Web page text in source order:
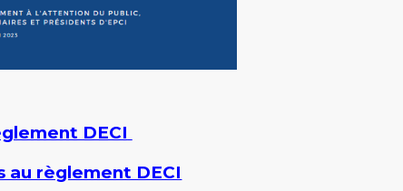
DECI
au règlement DECI